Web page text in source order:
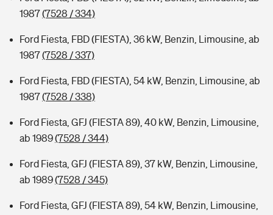
1987(7528 / 334)
Ford Fiesta, FBD (FIESTA), 36 kW, Benzin, Limousine, ab
1987(7528 / 337)
Ford Fiesta, FBD (FIESTA), 54 kW, Benzin, Limousine, ab
1987(7528 / 338)
Ford Fiesta, GFJ (FIESTA 89), 40 kW, Benzin, Limousine,
ab 1989(7528 / 344)
Ford Fiesta, GFJ (FIESTA 89), 37 kW, Benzin, Limousine,
ab 1989(7528 / 345)
Ford Fiesta, GFJ (FIESTA 89), 54 kW, Benzin, Limousine,